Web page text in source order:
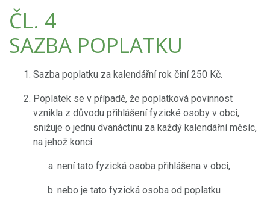
ČL. 4
SAZBA POPLATKU
Sazba poplatku za kalendářní rok činí 250 Kč.
Poplatek se v případě, že poplatková povinnost
vznikla z důvodu přihlášení fyzické osoby v obci,
snižuje o jednu dvanáctinu za každý kalendářní měsíc,
na jehož konci
není tato fyzická osoba přihlášena v obci,
nebo je tato fyzická osoba od poplatku